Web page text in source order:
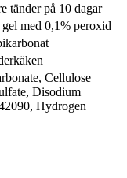
tänder på 10 dagar
med 0,1% peroxid
Cellulose
Disodium
Hydrogen